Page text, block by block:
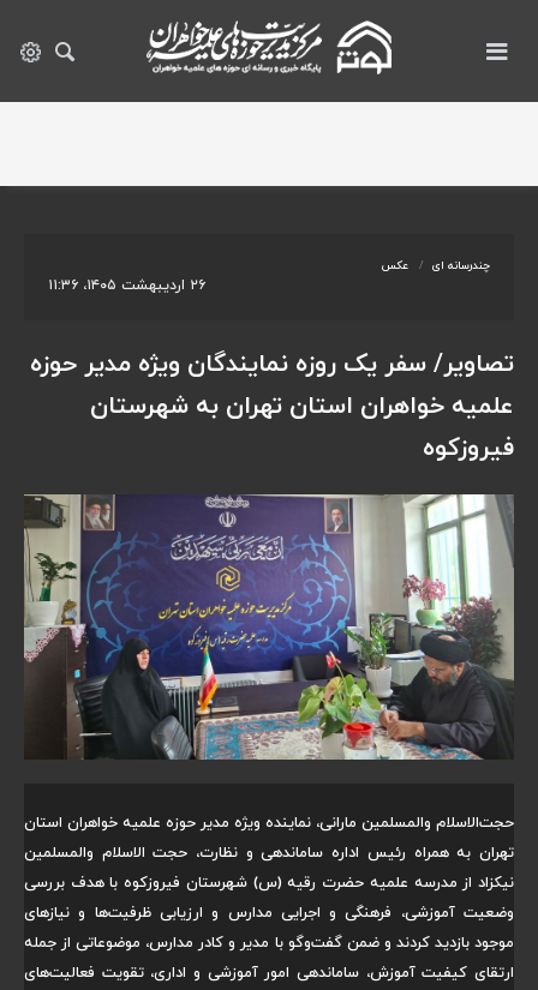
چندرسانه ای عکس
۲۶ اردیبهشت ۱۴۰۵، ۱۱:۳۶
تصاویر/ سفر یک روزه نمایندگان ویژه مدیر حوزه
علمیه خواهران استان تهران به شهرستان
فیروزکوه
حجت‌الاسلام والمسلمین مارانی، نماینده ویژه مدیر حوزه علمیه خواهران استان
تهران به همراه رئیس اداره ساماندهی و نظارت، حجت الاسلام والمسلمین
نیکزاد از مدرسه علمیه حضرت رقیه (س) شهرستان فیروزکوه با هدف بررسی
وضعیت آموزشی، فرهنگی و اجرایی مدارس و ارزیابی ظرفیت‌ها و نیازهای
موجود بازدید کردند و ضمن گفت‌وگو با مدیر و کادر مدارس، موضوعاتی از جمله
ارتقای کیفیت آموزش، ساماندهی امور آموزشی و اداری، تقویت فعالیت‌های